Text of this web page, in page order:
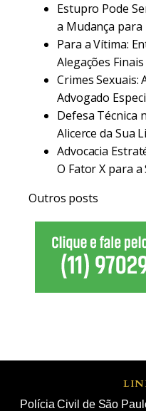
Estupro Pode
a Mudança
Para a Vítima:
Alegações
Crimes Sexuais:
Advogado
Defesa Técnica
Alicerce da Sua
Advocacia
O Fator X para
Outros posts
Polícia Civil de São